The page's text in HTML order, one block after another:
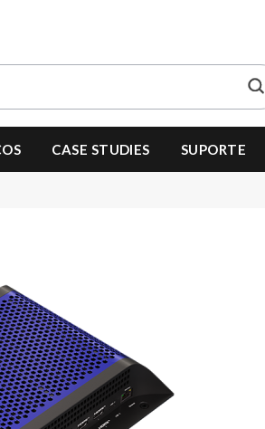
CASE STUDIES SUPORTE